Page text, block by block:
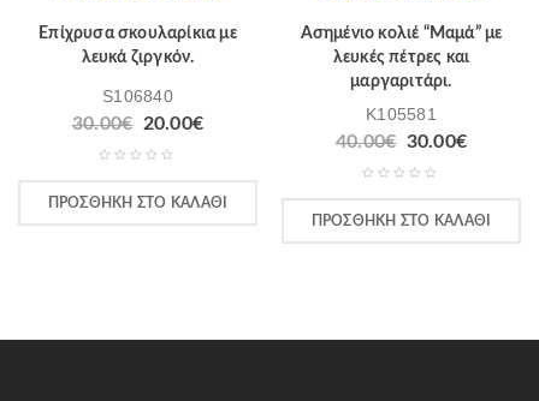
Επίχρυσα σκουλαρίκια με
λευκά ζιργκόν.
S106840
30.00€ 20.00€
ΠΡΟΣΘΉΚΗ ΣΤΟ ΚΑΛΆΘΙ
Ασημένιο κολιέ “Μαμά” με
λευκές πέτρες και
μαργαριτάρι.
K105581
40.00€ 30.00€
ΠΡΟΣΘΉΚΗ ΣΤΟ ΚΑΛΆΘΙ